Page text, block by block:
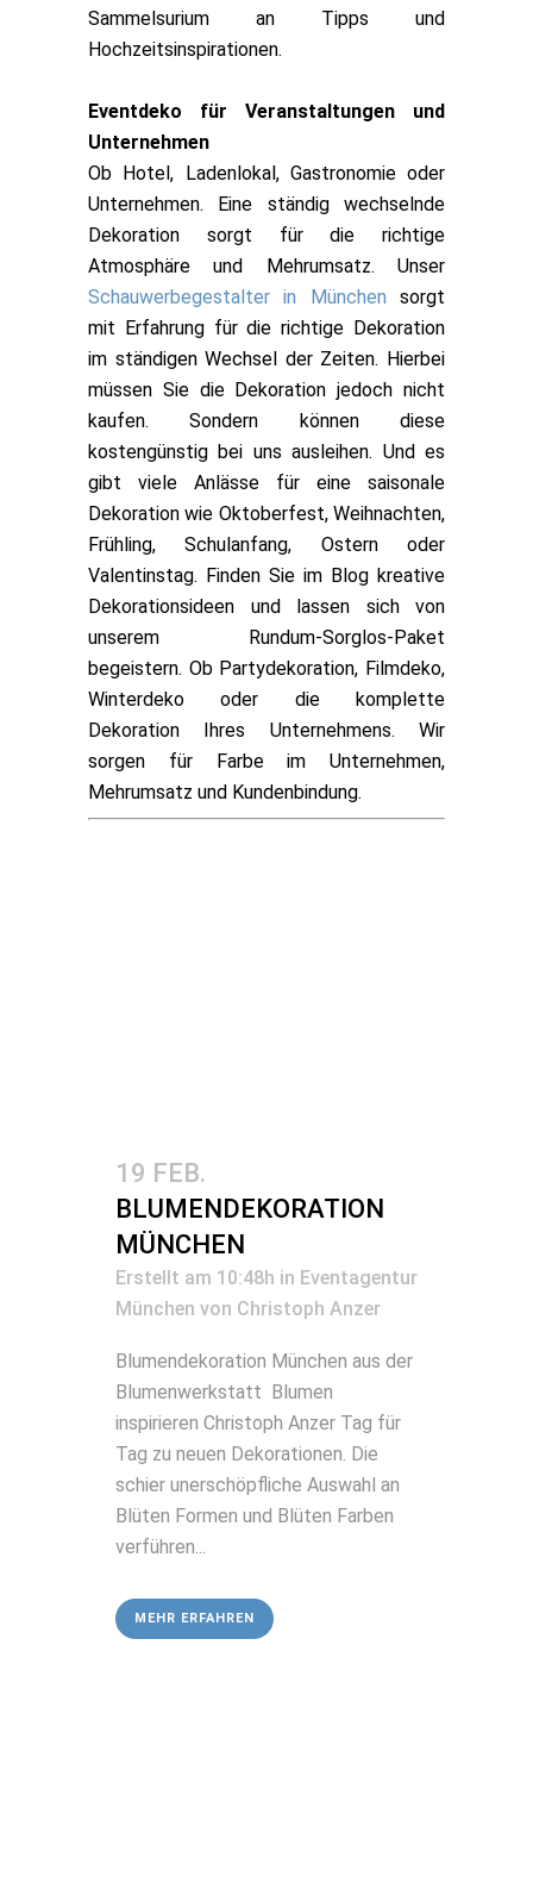
Sammelsurium an Tipps und
Hochzeitsinspirationen.
Eventdeko für Veranstaltungen und
Unternehmen
Ob Hotel, Ladenlokal, Gastronomie oder
Unternehmen. Eine ständig wechselnde
Dekoration sorgt für die richtige
Atmosphäre und Mehrumsatz. Unser
Schauwerbegestalter in München sorgt
mit Erfahrung für die richtige Dekoration
im ständigen Wechsel der Zeiten. Hierbei
müssen Sie die Dekoration jedoch nicht
kaufen. Sondern können diese
kostengünstig bei uns ausleihen. Und es
gibt viele Anlässe für eine saisonale
Dekoration wie Oktoberfest, Weihnachten,
Frühling, Schulanfang, Ostern oder
Valentinstag. Finden Sie im Blog kreative
Dekorationsideen und lassen sich von
unserem Rundum-Sorglos-Paket
begeistern. Ob Partydekoration, Filmdeko,
Winterdeko oder die komplette
Dekoration Ihres Unternehmens. Wir
sorgen für Farbe im Unternehmen,
Mehrumsatz und Kundenbindung.
19 FEB.
BLUMENDEKORATION
MÜNCHEN
Erstellt am 10:48h in Eventagentur
München von Christoph Anzer
Blumendekoration München aus der
Blumenwerkstatt Blumen
inspirieren Christoph Anzer Tag für
Tag zu neuen Dekorationen. Die
schier unerschöpfliche Auswahl an
Blüten Formen und Blüten Farben
verführen...
MEHR ERFAHREN